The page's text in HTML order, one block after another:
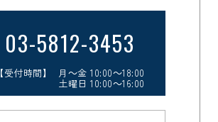
03-5812-3453
【受付時間】 月～金 10:00～18:00
土曜日 10:00～16:00